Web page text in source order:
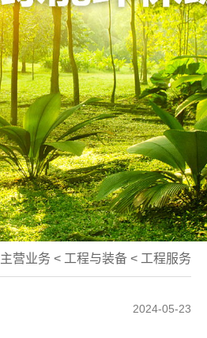
主营业务 < 工程与装备 < 工程服务
2024-05-23